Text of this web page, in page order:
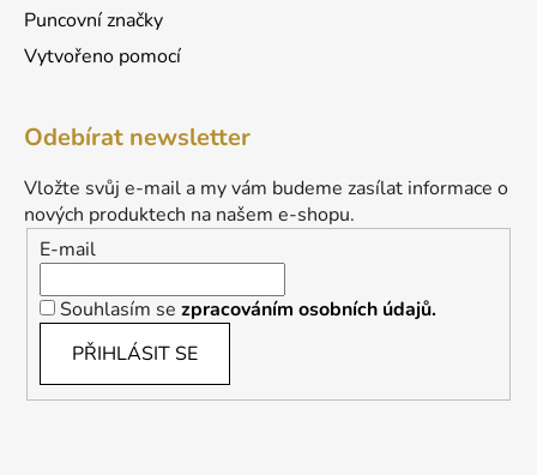
Puncovní značky
Vytvořeno pomocí
Odebírat newsletter
Vložte svůj e-mail a my vám budeme zasílat informace o
nových produktech na našem e-shopu.
E-mail
Souhlasím se zpracováním osobních údajů.
PŘIHLÁSIT SE